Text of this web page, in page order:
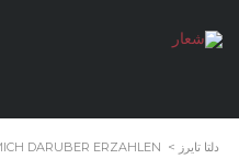
دلتا تايرز >
DARUBER ERZAHLEN